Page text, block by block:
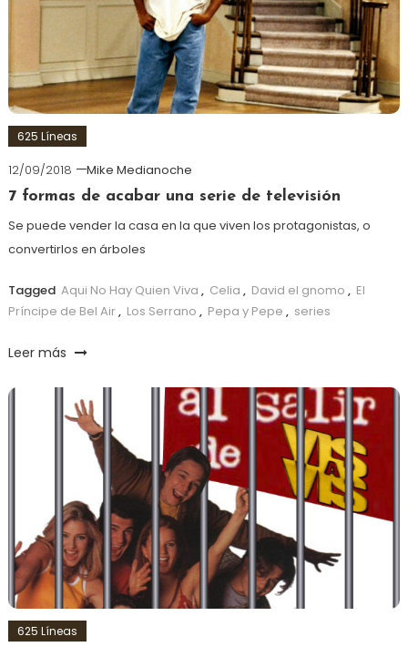
625 Líneas
12/09/2018
Mike Medianoche
7 formas de acabar una serie de televisión
Se puede vender la casa en la que viven los protagonistas, o
convertirlos en árboles
Tagged Aqui No Hay Quien Viva , Celia , David el gnomo , El
Príncipe de Bel Air, Los Serrano , Pepa y Pepe , series
Leer más
625 Líneas